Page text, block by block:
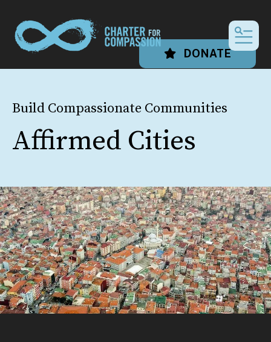
DONATE
Build Compassionate Communities
Affirmed Cities